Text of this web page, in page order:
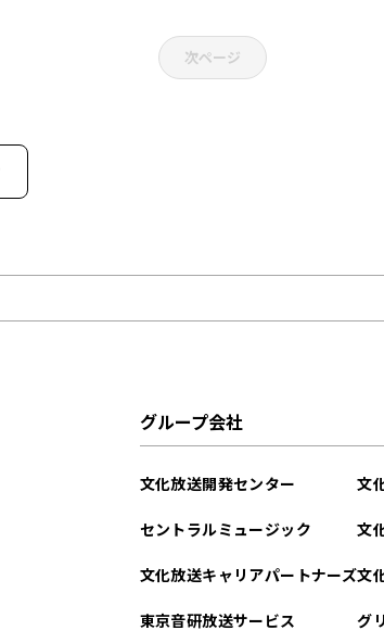
次ページ
グループ会社
文化放送開発センター
セントラルミュージック
文化放送キャリアパートナーズ
東京音研放送サービス
文
文
文
グ